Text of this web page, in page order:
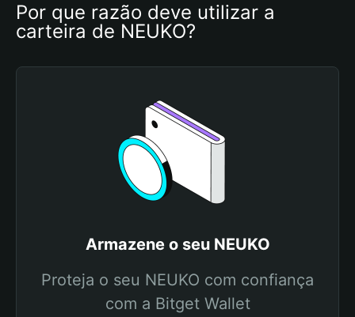
Por que razão deve utilizar a
carteira de NEUKO?
Armazene o seu NEUKO
Proteja o seu NEUKO com confiança
com a Bitget Wallet